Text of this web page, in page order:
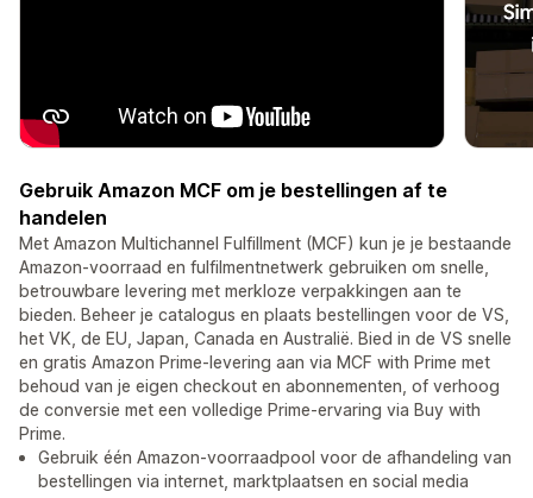
Gebruik Amazon MCF om je bestellingen af te
handelen
Met Amazon Multichannel Fulfillment (MCF) kun je je bestaande
Amazon-voorraad en fulfilmentnetwerk gebruiken om snelle,
betrouwbare levering met merkloze verpakkingen aan te
bieden. Beheer je catalogus en plaats bestellingen voor de VS,
het VK, de EU, Japan, Canada en Australië. Bied in de VS snelle
en gratis Amazon Prime-levering aan via MCF with Prime met
behoud van je eigen checkout en abonnementen, of verhoog
de conversie met een volledige Prime-ervaring via Buy with
Prime.
Gebruik één Amazon-voorraadpool voor de afhandeling van
bestellingen via internet, marktplaatsen en social media